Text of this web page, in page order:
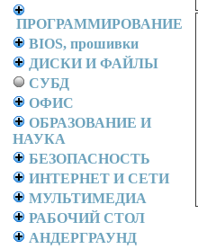
ПРОГРАММИРОВАНИЕ
BIOS, прошивки
ДИСКИ И ФАЙЛЫ
СУБД
ОФИС
ОБРАЗОВАНИЕ И
НАУКА
БЕЗОПАСНОСТЬ
ИНТЕРНЕТ И СЕТИ
МУЛЬТИМЕДИА
РАБОЧИЙ СТОЛ
АНДЕРГРАУНД